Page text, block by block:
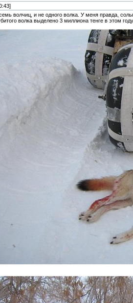
волчиц, и не одного волка. У меня правда,
волка выделено 3 миллиона тенге в этом